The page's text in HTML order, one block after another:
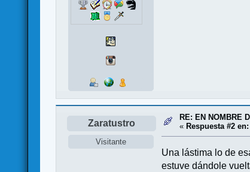
Zaratustro
Visitante
RE: EN NOMBRE
« Respuesta #2 en:
Una lástima lo de
estuve dándole